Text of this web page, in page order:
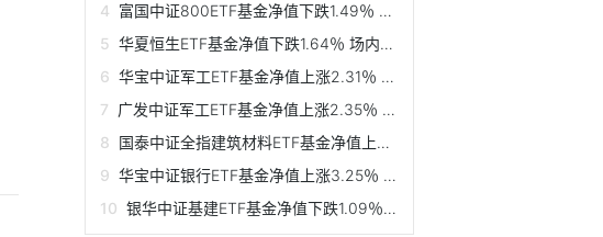
富国中证800ETF基金净值下跌1.49％ 场内价格溢价率为-0.17%
华夏恒生ETF基金净值下跌1.64％ 场内价格溢价率为0.06%
华宝中证军工ETF基金净值上涨2.31％ 场内价格溢价率为0.19%
广发中证军工ETF基金净值上涨2.35％ 场内价格溢价率为-0.04%
国泰中证全指建筑材料ETF基金净值上涨1.76％ 场内价格溢价率为0.04%
华宝中证银行ETF基金净值上涨3.25％ 场内价格溢价率为-0.01%
银华中证基建ETF基金净值下跌1.09％ 场内价格溢价率为-0.07%